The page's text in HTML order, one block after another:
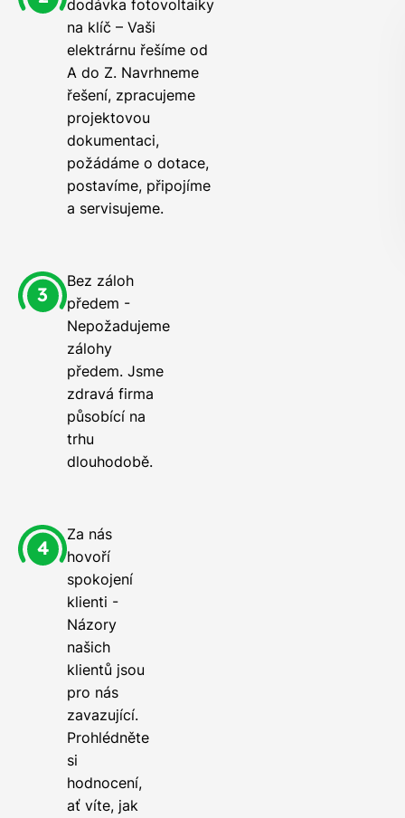
dodávka fotovoltaiky
na klíč – Vaši
elektrárnu řešíme od
A do Z. Navrhneme
řešení, zpracujeme
projektovou
dokumentaci,
požádáme o dotace,
postavíme, připojíme
a servisujeme.
Bez záloh
předem -
Nepožadujeme
zálohy
předem. Jsme
zdravá firma
působící na
trhu
dlouhodobě.
Za nás
hovoří
spokojení
klienti -
Názory
našich
klientů jsou
pro nás
zavazující.
Prohlédněte
si
hodnocení,
ať víte, jak